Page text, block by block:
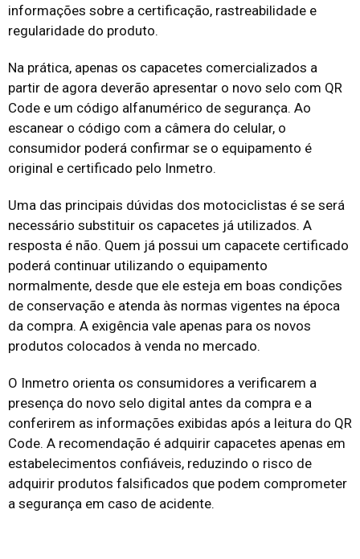
informações sobre a certificação, rastreabilidade e
regularidade do produto.
Na prática, apenas os capacetes comercializados a
partir de agora deverão apresentar o novo selo com QR
Code e um código alfanumérico de segurança. Ao
escanear o código com a câmera do celular, o
consumidor poderá confirmar se o equipamento é
original e certificado pelo Inmetro.
Uma das principais dúvidas dos motociclistas é se será
necessário substituir os capacetes já utilizados. A
resposta é não. Quem já possui um capacete certificado
poderá continuar utilizando o equipamento
normalmente, desde que ele esteja em boas condições
de conservação e atenda às normas vigentes na época
da compra. A exigência vale apenas para os novos
produtos colocados à venda no mercado.
O Inmetro orienta os consumidores a verificarem a
presença do novo selo digital antes da compra e a
conferirem as informações exibidas após a leitura do QR
Code. A recomendação é adquirir capacetes apenas em
estabelecimentos confiáveis, reduzindo o risco de
adquirir produtos falsificados que podem comprometer
a segurança em caso de acidente.